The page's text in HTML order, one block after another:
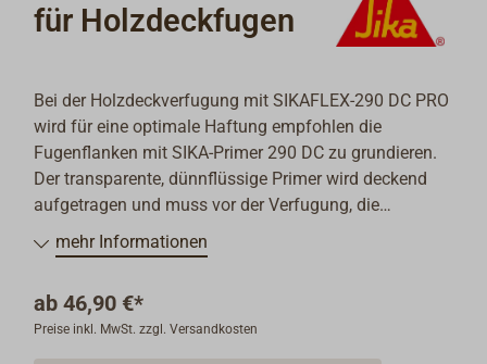
für Holzdeckfugen
Bei der Holzdeckverfugung mit SIKAFLEX-290 DC PRO
wird für eine optimale Haftung empfohlen die
Fugenflanken mit SIKA-Primer 290 DC zu grundieren.
Der transparente, dünnflüssige Primer wird deckend
aufgetragen und muss vor der Verfugung, die
innerhalb von 24 Stunden erfolgen muss, mindestens
eine Stunde ablüften.
folgende Untergründe geeignet:
- Teak,
mehr Informationen
ab 46,90 €*
Preise inkl. MwSt. zzgl. Versandkosten